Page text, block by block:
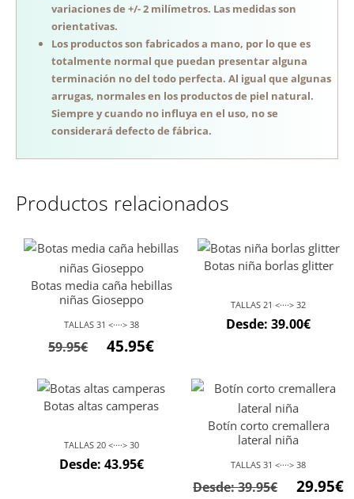
variaciones de +/- 2 milímetros. Las medidas son
orientativas.
Los productos son fabricados a mano, por lo que es
totalmente normal que puedan presentar alguna
terminación no del todo perfecta. Al igual que algunas
arrugas, normales en los productos de piel natural.
Siempre y cuando no influya en el uso, no se
considerará defecto de fábrica.
Productos relacionados
Botas media caña hebillas
niñas Gioseppo
TALLAS 31 <····> 38
59.95€ 45.95€
Botas niña borlas glitter
TALLAS 21 <····> 32
Desde:39.00€
Botas altas camperas
TALLAS 20 <····> 30
Desde: 43.95€
Botín corto cremallera
lateral niña
TALLAS 31 <····> 38
Desde:39.95€ 29.95€